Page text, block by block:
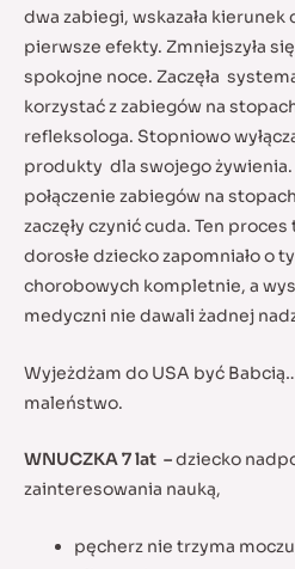
dwa zabiegi, wskazała kierunek
pierwsze efekty. Zmniejszyła
spokojne noce. Zaczęła
korzystać z zabiegów na
refleksologa. Stopniowo
produkty dla swojego
połączenie zabiegów na
zaczęły czynić cuda. Ten
dorosłe dziecko zapomniało o
chorobowych kompletnie, a
medyczni nie dawali żadnej
Wyjeżdżam do USA być
maleństwo.
WNUCZKA 7 lat –dziecko
zainteresowania nauką,
pęcherz nie trzyma